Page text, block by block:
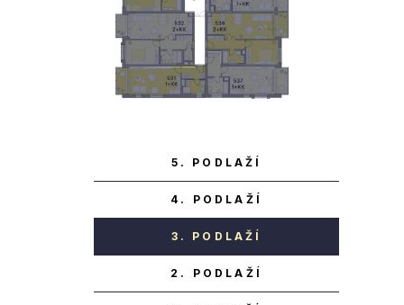
5. PODLAŽÍ
4. PODLAŽÍ
3. PODLAŽÍ
2. PODLAŽÍ